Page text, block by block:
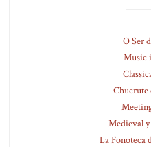
O Ser
Music
Chucrute
Medieval
La Fonoteca